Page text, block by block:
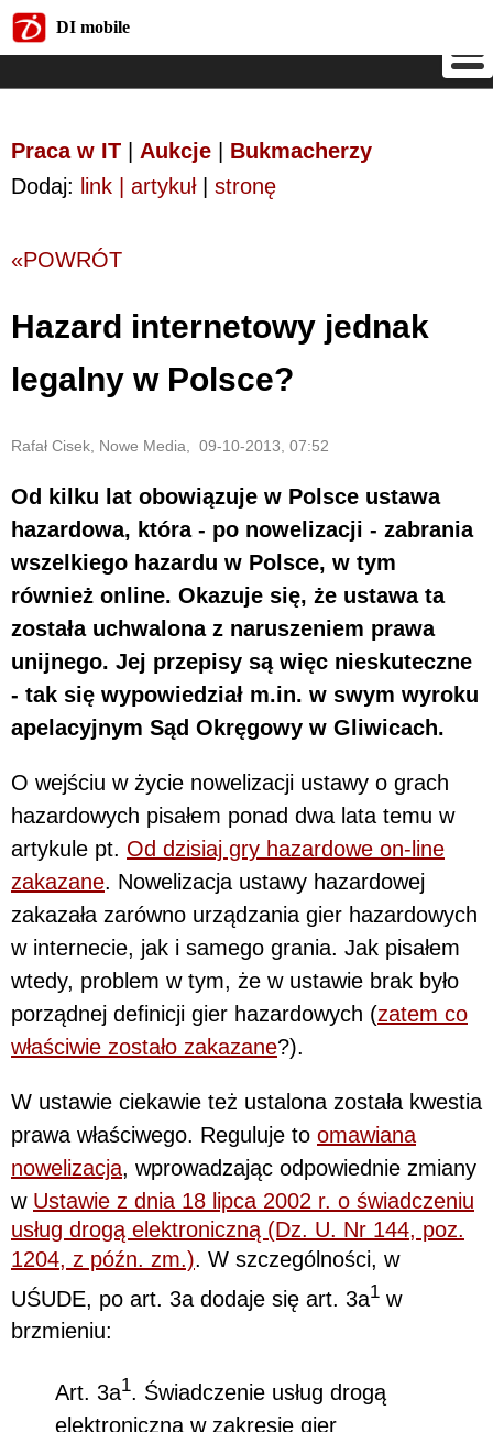
DI mobile
Praca w IT Aukcje
Bukmacherzy
Dodaj: link | artykuł| stronę
«POWRÓT
Hazard internetowy jednak
legalny w Polsce?
Rafał Cisek, Nowe Media, 09-10-2013, 07:52
Od kilku lat obowiązuje w Polsce ustawa
hazardowa, która - po nowelizacji - zabrania
wszelkiego hazardu w Polsce, w tym
również online. Okazuje się, że ustawa ta
została uchwalona z naruszeniem prawa
unijnego. Jej przepisy są więc nieskuteczne
- tak się wypowiedział m.in. w swym wyroku
apelacyjnym Sąd Okręgowy w Gliwicach.
O wejściu w życie nowelizacji ustawy o grach
hazardowych pisałem ponad dwa lata temu w
artykule pt. Od dzisiaj gry hazardowe on-line
zakazane. Nowelizacja ustawy hazardowej
zakazała zarówno urządzania gier hazardowych
w internecie, jak i samego grania. Jak pisałem
wtedy, problem w tym, że w ustawie brak było
porządnej definicji gier hazardowych (zatem co
właściwie zostało zakazane?).
W ustawie ciekawie też ustalona została kwestia
prawa właściwego. Reguluje to omawiana
nowelizacja, wprowadzając odpowiednie zmiany
w Ustawie z dnia 18 lipca 2002 r. o świadczeniu
usług drogą elektroniczną (Dz. U. Nr 144, poz.
1204, z późn. zm.). W szczególności, w
UŚUDE, po art. 3a dodaje się art. 3a1 w
brzmieniu:
Art. 3a1. Świadczenie usług drogą
elektroniczną w zakresie gier
DI mobile